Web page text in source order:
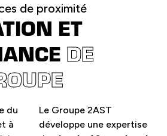
de proximité
ET
DE
du
à
Le Groupe 2AST
développe une expertise